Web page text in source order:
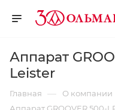
Аппарат
Leister
Главная — О компании